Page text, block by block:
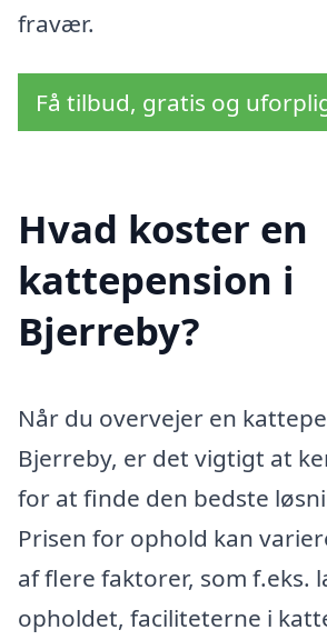
fravær.
Få tilbud, gratis og
Hvad koster en
kattepension i
Bjerreby?
Når du overvejer en
Bjerreby, er det vigtigt at
for at finde den bedste
Prisen for ophold kan
af flere faktorer, som f.eks.
opholdet, faciliteterne i